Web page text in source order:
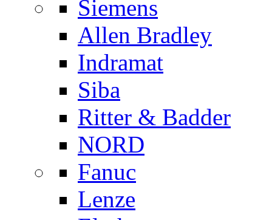
Siemens
Allen Bradley
Indramat
Siba
Ritter & Badder
NORD
Fanuc
Lenze